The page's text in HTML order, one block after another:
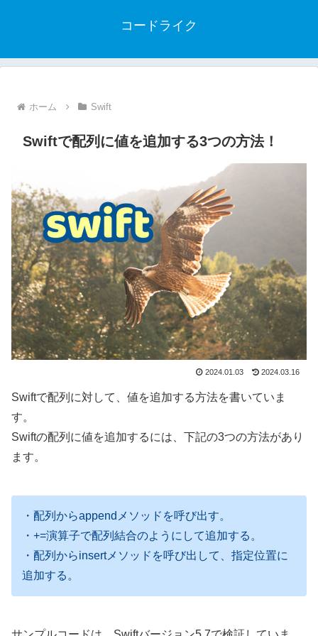
コードライク
ホーム Swift
Swiftで配列に値を追加する3つの方法！
2024.01.03 2024.03.16
Swiftで配列に対して、値を追加する方法を書いていま
す。
Swiftの配列に値を追加するには、下記の3つの方法があり
ます。
・配列からappendメソッドを呼び出す。
・+=演算子で配列結合のようにして追加する。
・配列からinsertメソッドを呼び出して、指定位置に
追加する。